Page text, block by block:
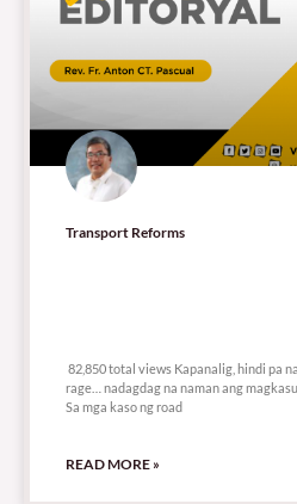
Transport Reforms
82,850 total views Kapanalig, hindi pa
rage… nadagdag na naman ang
Sa mga kaso ng road
READ MORE »